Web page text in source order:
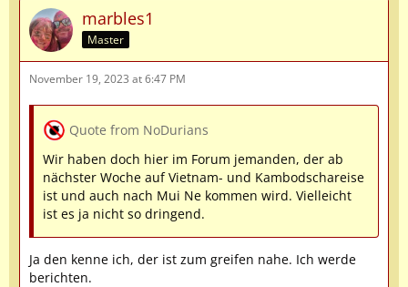
marbles1
Master
November 19, 2023 at 6:47 PM
Quote from NoDurians
Wir haben doch hier im Forum jemanden, der ab
nächster Woche auf Vietnam- und Kambodschareise
ist und auch nach Mui Ne kommen wird. Vielleicht
ist es ja nicht so dringend.
Ja den kenne ich, der ist zum greifen nahe. Ich werde
berichten.